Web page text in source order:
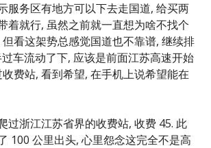
服务区有地方可以下去走国道, 给买两
着就行, 虽然之前就一直想为啥不找个
看这架势总感觉国道也不靠谱, 继续排
车流动了下, 应该是前面江苏高速开始
费站, 看到希望, 在手机上说希望能在
过浙江江苏省界的收费站, 收费 45. 此
100 公里出头, 心里怨念这完全不是高